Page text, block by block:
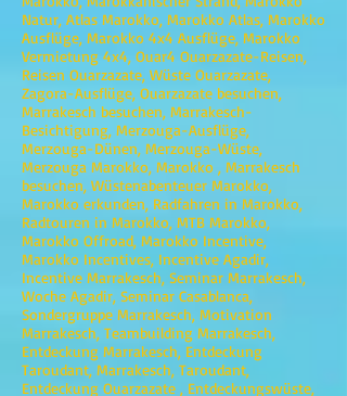
Natur, Atlas Marokko, Marokko Atlas, Marokko
Ausflüge, Marokko 4x4 Ausflüge, Marokko
Vermietung 4x4, Ouar4 Ouarzazate-Reisen,
Reisen Ouarzazate, Wüste Ouarzazate,
Zagora-Ausflüge, Ouarzazate besuchen,
Marrakesch besuchen, Marrakesch-
Besichtigung, Merzouga-Ausflüge,
Merzouga-Dünen, Merzouga-Wüste,
Merzouga Marokko, Marokko , Marrakesch
besuchen, Wüstenabenteuer Marokko,
Marokko erkunden, Radfahren in Marokko,
Radtouren in Marokko, MTB Marokko,
Marokko Offroad, Marokko Incentive,
Marokko Incentives, Incentive Agadir,
Incentive Marrakesch, Seminar Marrakesch,
Woche Agadir, Seminar Casablanca,
Sondergruppe Marrakesch, Motivation
Marrakesch, Teambuilding Marrakesch,
Entdeckung Marrakesch, Entdeckung
Taroudant, Marrakesch, Taroudant,
Entdeckung Ouarzazate , Entdeckungswüste,